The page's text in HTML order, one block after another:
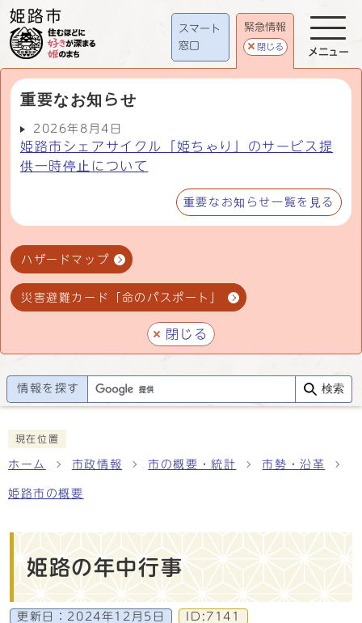
スマート
窓口
緊急情報
閉じる
重要なお知らせ
2026年8月4日
姫路市シェアサイクル「姫ちゃり」のサービス提
供一時停止について
重要なお知らせ一覧を見る
ハザードマップ
災害避難カード「命のパスポート」
閉じる
メニュー
情報を探す 検索
現在位置
ホーム 市政情報 市の概要・統計 市勢・沿革
姫路市の概要
姫路の年中行事
更新日： 2024年12月5日 ID:7141